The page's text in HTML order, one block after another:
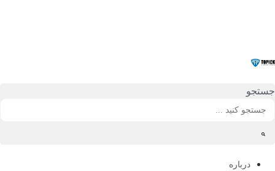
جستجو
درباره